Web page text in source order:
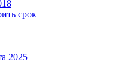
срок
2025